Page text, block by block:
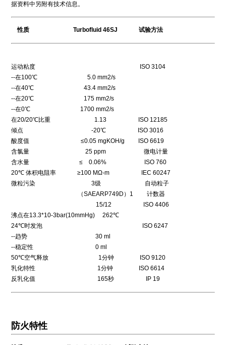
据资料中另附有技术信息。
性质 Turbofluid 46SJ 试验方法
运动粘度 ISO 3104
--在100℃ 5.0 mm2/s
--在40℃ 43.4 mm2/s
--在20℃ 175 mm2/s
--在0℃ 1700 mm2/s
在20/20℃比重 1.13 ISO 12185
倾点 -20℃ ISO 3016
酸度值 ≤0.05 mgKOH/g ISO 6619
含氯量 25 ppm 微电计量
含水量 ≤ 0.06% ISO 760
20℃ 体积电阻率 ≥100 MΩ-m IEC 60247
微粒污染 3级 自动粒子
（SAEARP749D）1 计数器
15/12 ISO 4406
沸点在13.3*10-3bar(10mmHg) 262℃
24℃时发泡 ISO 6247
--趋势 30 ml
--稳定性 0 ml
50℃空气释放 1分钟 ISO 9120
乳化特性 1分钟 ISO 6614
反乳化值 165秒 IP 19
防火特性